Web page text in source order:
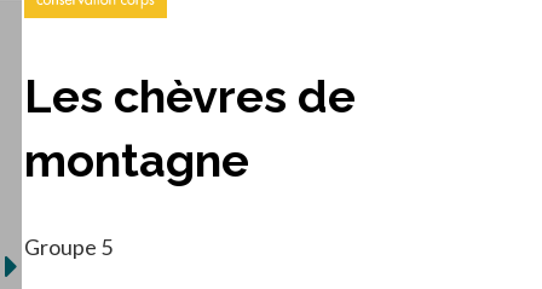
Les chèvres de
montagne
Groupe 5